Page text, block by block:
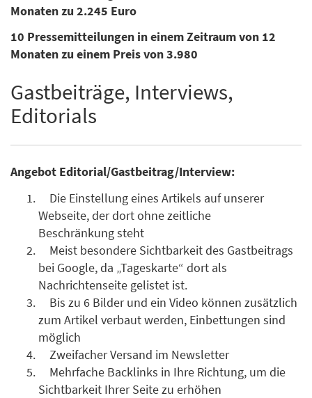
Monaten zu 2.245 Euro
10 Pressemitteilungen in einem Zeitraum von 12
Monaten zu einem Preis von 3.980
Gastbeiträge, Interviews,
Editorials
Angebot Editorial/Gastbeitrag/Interview:
Die Einstellung eines Artikels auf unserer
Webseite, der dort ohne zeitliche
Beschränkung steht
Meist besondere Sichtbarkeit des Gastbeitrags
bei Google, da „Tageskarte“ dort als
Nachrichtenseite gelistet ist.
Bis zu 6 Bilder und ein Video können zusätzlich
zum Artikel verbaut werden, Einbettungen sind
möglich
Zweifacher Versand im Newsletter
Mehrfache Backlinks in Ihre Richtung, um die
Sichtbarkeit Ihrer Seite zu erhöhen